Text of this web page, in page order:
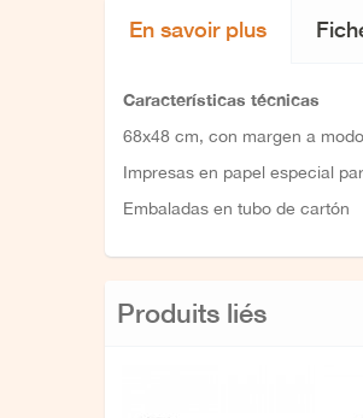
En savoir plus
Características técnicas
68x48 cm, con margen a
Impresas en papel especial
Embaladas en tubo de cartón
Produits liés